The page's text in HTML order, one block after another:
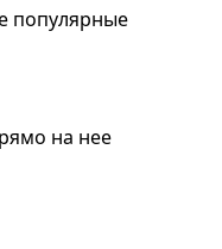
популярные
на нее